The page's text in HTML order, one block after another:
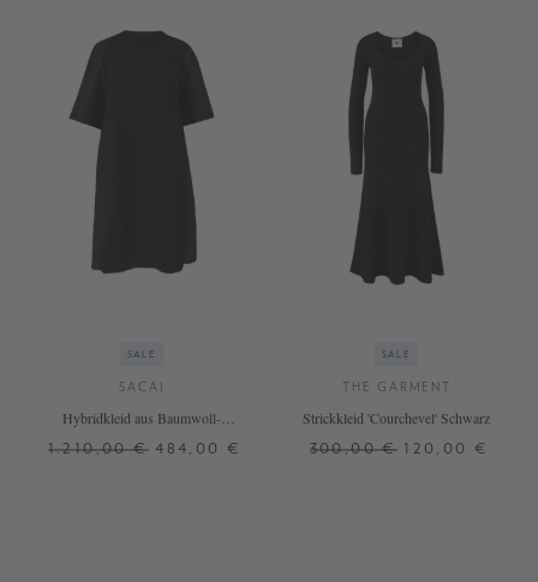
SALE
SACAI
Hybridkleid aus Baumwoll-
1.210,00 € 484,00 €
SALE
THE GARMENT
Strickkleid 'Courchevel' Schwarz
300,00 € 120,00 €